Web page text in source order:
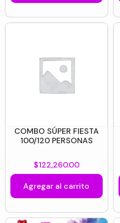
COMBO SÚPER FIESTA
100/120 PERSONAS
$122,260.00
Agregar al carrito